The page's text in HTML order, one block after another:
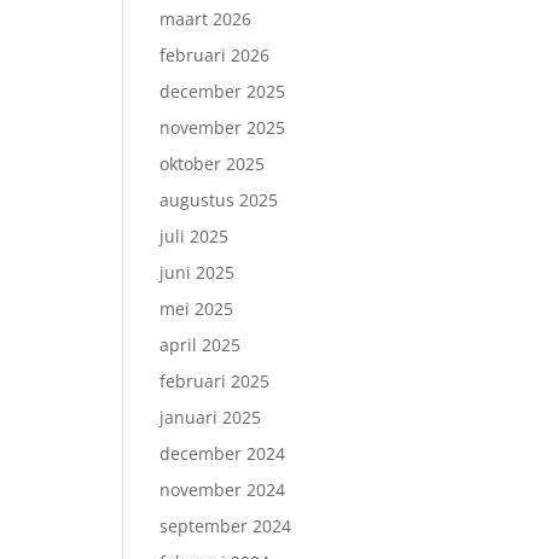
maart 2026
februari 2026
december 2025
november 2025
oktober 2025
augustus 2025
juli 2025
juni 2025
mei 2025
april 2025
februari 2025
januari 2025
december 2024
november 2024
september 2024